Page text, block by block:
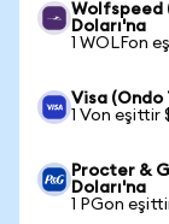
Wolfspeed
Doları'na
1 WOLFon
Visa (Ondo
1 Von eşittir
Procter &
Doları'na
1 PGon